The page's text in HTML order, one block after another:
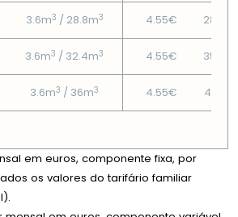
3.6m3 / 28.8m3 4.55€
3.6m3 / 32.4m3 4.55€
3.6m3 / 36m3 4.55€
em euros, componente fixa, por
os valores do tarifário familiar